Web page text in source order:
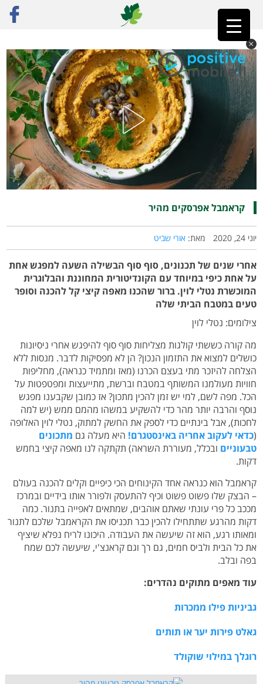
ראשי»רק מתכונים קראמבל אפרסקים מהיר
קראמבל אפרסקים מהיר
יוני 24, 2020 מאת: אורי שביט
אחרי שנים של תכנונים, סוף סוף הבשילה השעה למפגש אחת
על אחת כיפי במיוחד עם הקונדיטורית המחוננת והבלוגרית
המוכשרת נטלי לוין. ברור שהכנו מאפה קיצי קל להכנה וסופר
טעים במטבח הביתי שלה
צילומים: נטלי לוין
מה קורה כששתי קולגות מצליחות סוף סוף להיפגש אחרי ניסיונות
כושלים למצוא את התזמון הנכון? הן לא מפסיקות לדבר. מנסות ללא
הצלחה להיזכר מתי בעצם הכרנו (מאז ומתמיד כנראה), מחליפות
חוויות מעולמנו המשותף במטבח וברשת, מתייעצות ומפטפטות על
הכל. מפה לשם, למי יש זמן להכין מתכון? אז כמובן שקבענו מפגש
נוסף והרבה יותר מהר כדי להשקיע במשהו מהמם ממש (יש למה
לחכות), אבל בינתיים כדי לספק את החשק למתוק, נטלי לוין האלופה
(כדאי לעקוב אחריה באינסטגרם! היא מעלה גם מתכונים
טבעוניים ובכלל, מעוררת השראה) תקתקה לנו מאפה קיצי בחמש
דקות.
קראמבל הוא כנראה אחד הקינוחים הכי כיפיים וקלים להכנה בעולם
– הבצק שלו פשוט פשוט וכיף להתעסק ולפורר אותו בידיים ובמרכז
מככב כל פרי עונתי שאתם אוהבים, שמתאים לאפייה בתנור. כמה
דקות מהרגע שתתחילו להכין כבר תכניסו את הקראמבל שלכם לתנור
ומאותו רגע, הוא זה שיעשה את העבודה. היכונו לריח נפלא שיציף
את כל הבית ולביס חמים, גם רך וגם קראנצ'י, שיעשה לכם שמח
בפה ובלב.
עוד מאפים מתוקים נהדרים:
גביניות פילו ממכרות
גאלט פירות יער או תותים
רוגלך במילוי שוקולד